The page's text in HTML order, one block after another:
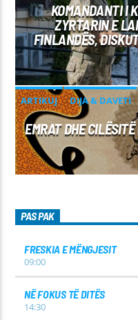
KOMANDANTI I
ZYRTARIN E
FINLANDËS,
ARTIKUJ DIJA & DAVETI
EMRAT DHE
PAS PAK
FRESKIA E MËNGJESIT
09:00
NË FOKUS TË DITËS
14:30